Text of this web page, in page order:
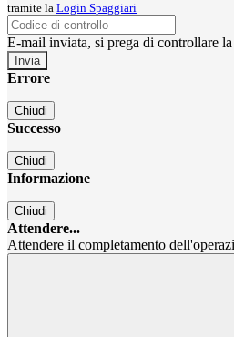
tramite la Login Spaggiari
E-mail inviata, si prega di controllare
Errore
Chiudi
Successo
Chiudi
Informazione
Chiudi
Attendere...
Attendere il completamento